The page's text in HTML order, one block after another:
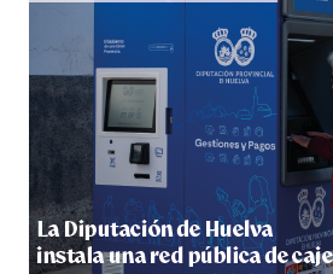
5º DÍA DE LAS FIESTAS
hace 3 días·Huelvatv